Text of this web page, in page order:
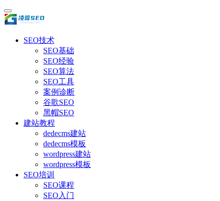
SEO技术
SEO基础
SEO经验
SEO算法
SEO工具
案例诊断
谷歌SEO
黑帽SEO
建站教程
dedecms建站
dedecms模板
wordpress建站
wordpress模板
SEO培训
SEO课程
SEO入门